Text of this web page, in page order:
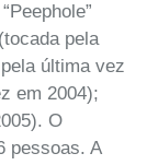
pela
última vez
em 2004);
O
pessoas. A